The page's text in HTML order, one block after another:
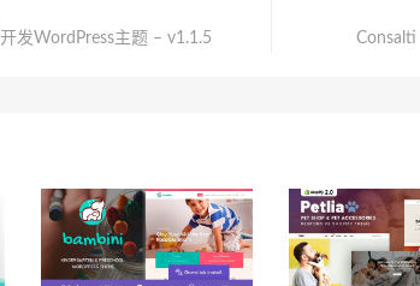
发WordPress主题 – v1.1.5
Consalti